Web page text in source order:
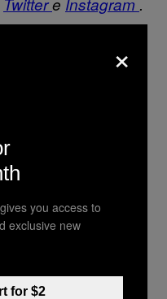
×
you access to
exclusive new
for $2